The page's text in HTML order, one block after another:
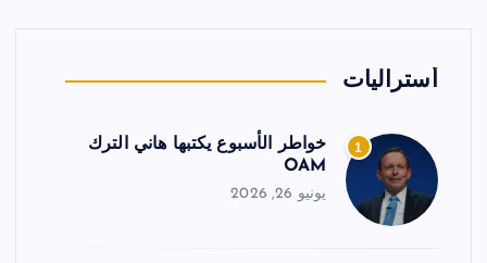
أستراليات
1
خواطر الأسبوع يكتبها هاني الترك
OAM
يونيو 26, 2026